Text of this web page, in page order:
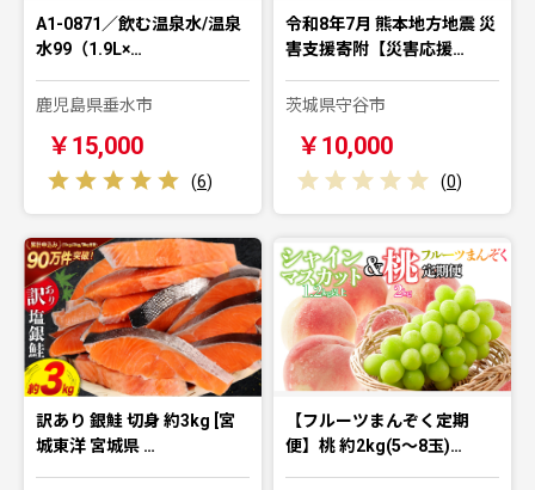
A1-0871／飲む温泉水/温泉
水99（1.9L×…
鹿児島県垂水市
￥15,000
(6)
令和8年7月 熊本地方地震 災
害支援寄附【災害応援…
茨城県守谷市
￥10,000
(0)
訳あり 銀鮭 切身 約3kg [宮
城東洋 宮城県 …
【フルーツまんぞく定期
便】桃 約2kg(5～8玉)…